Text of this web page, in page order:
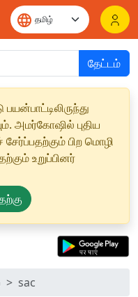
தேட்டம்
அமர்கோஷில் புதிய
பிற மொழி
உறுப்பினர்
sac